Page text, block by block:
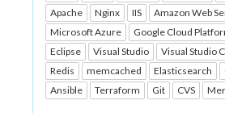
Apache
Nginx IIS
Amazon Web
Microsoft Azure
Google Cloud
Eclipse
Visual Studio Visual Studio
Redis
memcached Elasticsearch
Ansible
Terraform Git CVS